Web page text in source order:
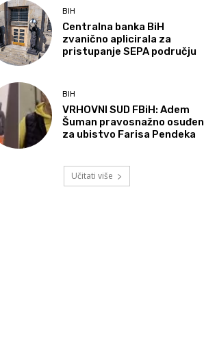
BIH
Centralna banka BiH
zvanično aplicirala za
pristupanje SEPA području
BIH
VRHOVNI SUD FBiH: Adem
Šuman pravosnažno osuđen
za ubistvo Farisa Pendeka
Učitati više